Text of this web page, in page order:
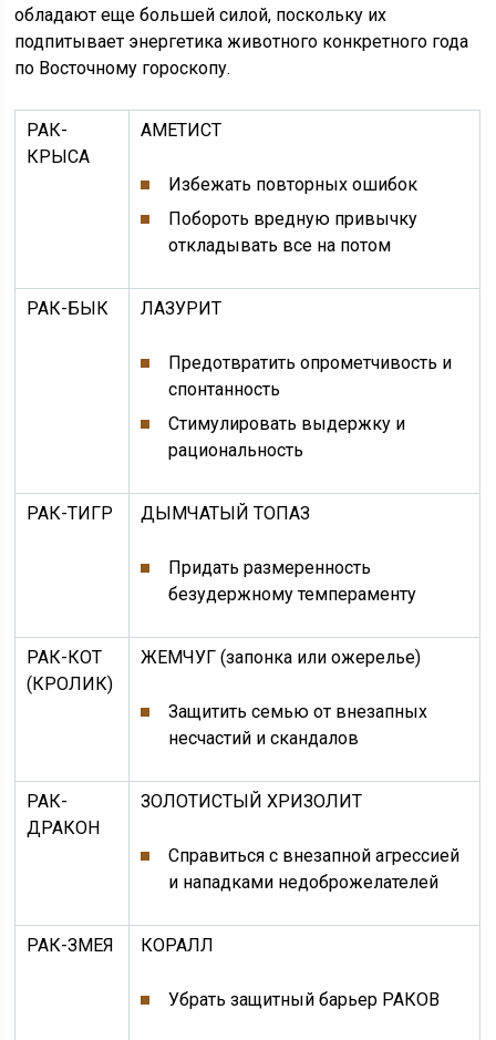
обладают еще большей силой, поскольку их
подпитывает энергетика животного конкретного года
по Восточному гороскопу.
РАК-
КРЫСА
АМЕТИСТ
Избежать повторных ошибок
Побороть вредную привычку
откладывать все на потом
РАК-БЫК ЛАЗУРИТ
Предотвратить опрометчивость и
спонтанность
Стимулировать выдержку и
рациональность
РАК-ТИГР ДЫМЧАТЫЙ ТОПАЗ
Придать размеренность
безудержному темпераменту
РАК-КОТ
(КРОЛИК)
ЖЕМЧУГ (запонка или ожерелье)
Защитить семью от внезапных
несчастий и скандалов
РАК-
ДРАКОН
ЗОЛОТИСТЫЙ ХРИЗОЛИТ
Справиться с внезапной агрессией
и нападками недоброжелателей
РАК-ЗМЕЯ КОРАЛЛ
Убрать защитный барьер РАКОВ